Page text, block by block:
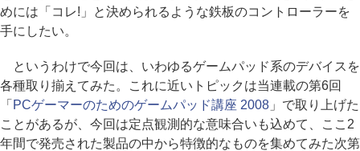
めには「コレ!」と決められるような鉄板のコントローラーを
手にしたい。
というわけで今回は、いわゆるゲームパッド系のデバイスを
各種取り揃えてみた。これに近いトピックは当連載の第6回
「 PCゲーマーのためのゲームパッド講座 2008」で取り上げた
ことがあるが、今回は定点観測的な意味合いも込めて、ここ2
年間で発売された製品の中から特徴的なものを集めてみた次第